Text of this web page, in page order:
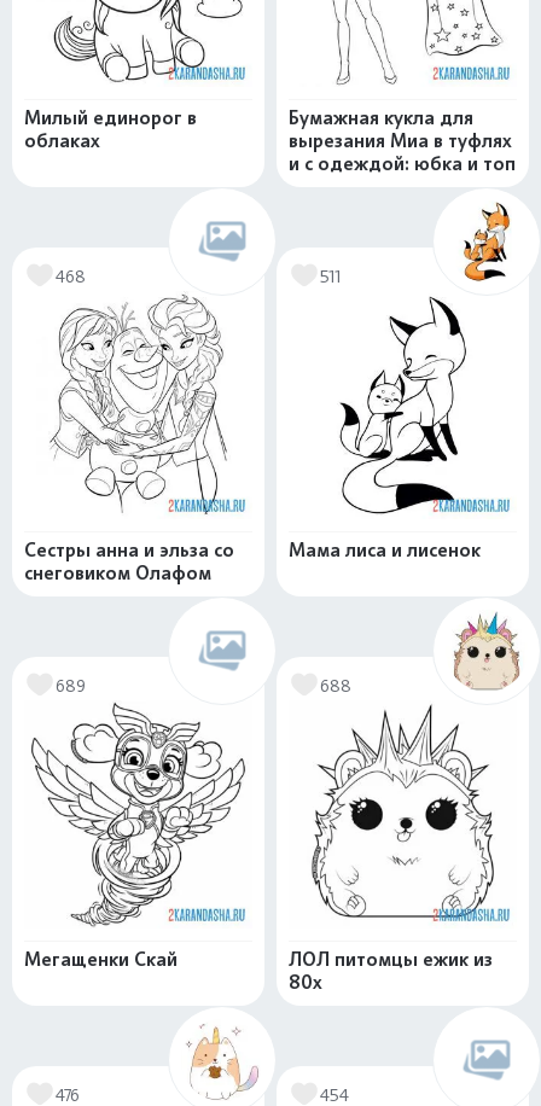
Милый единорог в
облаках
Бумажная кукла для
вырезания Миа в туфлях
и с одеждой: юбка и топ
468
Сестры анна и эльза со
снеговиком Олафом
511
Мама лиса и лисенок
689
Мегащенки Скай
688
ЛОЛ питомцы ежик из
80х
476 454